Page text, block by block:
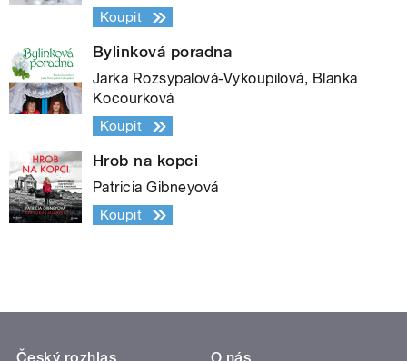
Koupit
Bylinková poradna
Jarka Rozsypalová-Vykoupilová, Blanka
Kocourková
Koupit
Hrob na kopci
Patricia Gibneyová
Koupit